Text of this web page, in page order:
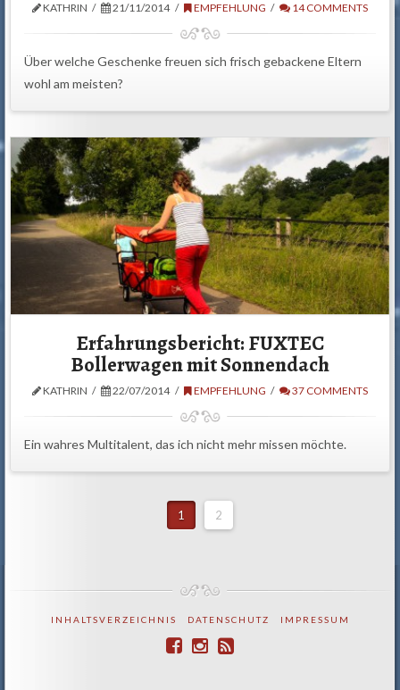
KATHRIN 21/11/2014 EMPFEHLUNG 14 COMMENTS
Über welche Geschenke freuen sich frisch gebackene Eltern
wohl am meisten?
Erfahrungsbericht: FUXTEC
Bollerwagen mit Sonnendach
KATHRIN 22/07/2014 EMPFEHLUNG 37 COMMENTS
Ein wahres Multitalent, das ich nicht mehr missen möchte.
1 2
INHALTSVERZEICHNIS DATENSCHUTZ IMPRESSUM